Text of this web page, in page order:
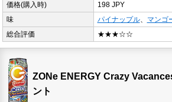
価格(購入時)
198 JPY
味
パイナップル、
マンゴ
総合評価
★★★☆☆
ZONe ENERGY Crazy
ント